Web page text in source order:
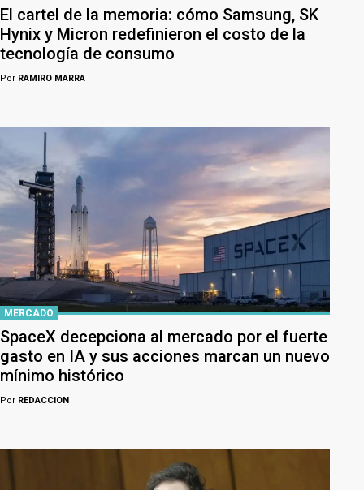
El cartel de la memoria: cómo Samsung, SK
Hynix y Micron redefinieron el costo de la
tecnología de consumo
Por RAMIRO MARRA
MERCADO
SpaceX decepciona al mercado por el fuerte
gasto en IA y sus acciones marcan un nuevo
mínimo histórico
Por REDACCION